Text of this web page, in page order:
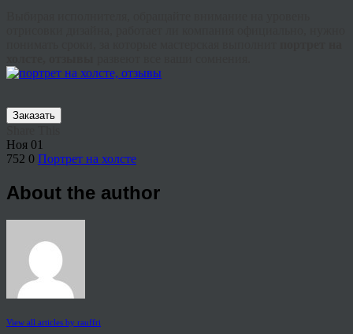
Заказать
Ноя 01
752 0 Портрет на холсте
About the author
View all articles by rauffri